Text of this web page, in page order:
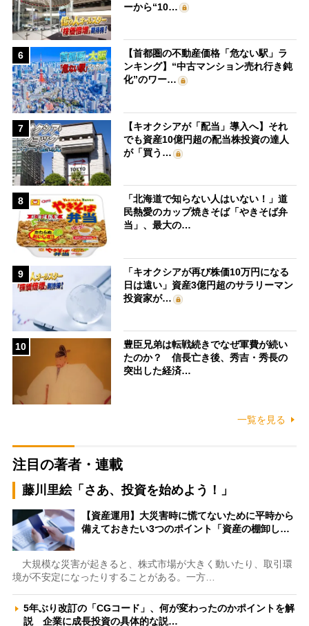
ーから“10…
6
【首都圏の不動産価格「危ない駅」ラ
ンキング】“中古マンション売れ行き鈍
化”のワー…
7
【キオクシアが「配当」導入へ】それ
でも資産10億円超の配当株投資の達人
が「買う…
8
「北海道で知らない人はいない！」道
民熱愛のカップ焼きそば「やきそば弁
当」、最大の…
9
「キオクシアが再び株価10万円になる
日は遠い」資産3億円超のサラリーマン
投資家が…
10
豊臣兄弟は転戦続きでなぜ軍費が続い
たのか？ 信長亡き後、秀吉・秀長の
突出した経済…
一覧を見る
注目の著者・連載
藤川里絵「さあ、投資を始めよう！」
【資産運用】大災害時に慌てないために平時から
備えておきたい3つのポイント「資産の棚卸し…
大規模な災害が起きると、株式市場が大きく動いたり、取引環
境が不安定になったりすることがある。一方…
5年ぶり改訂の「CGコード」、何が変わったのかポイントを解
説 企業に成長投資の具体的な説…